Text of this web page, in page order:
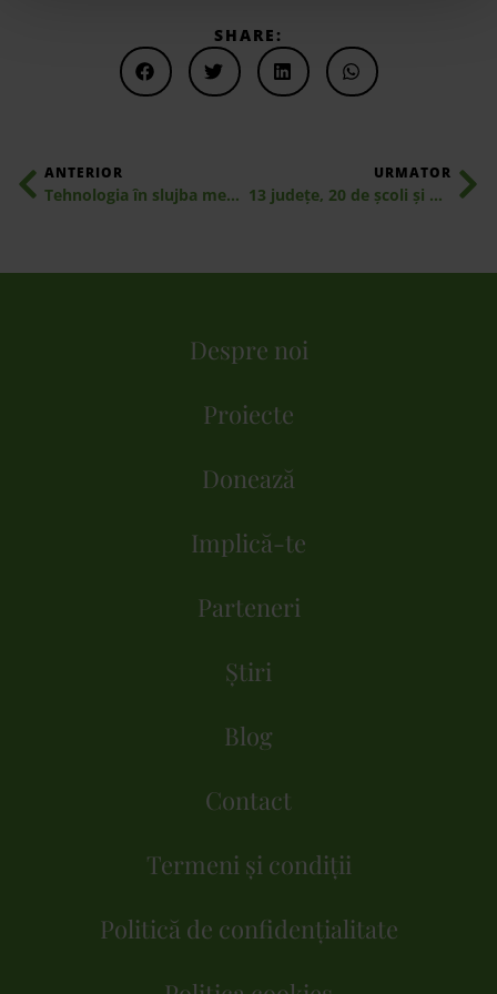
SHARE:
ANTERIOR
Tehnologia în slujba mediului: Ipsos susține aplicația Let’s Do It, Romania!
URMATOR
13 județe, 20 de școli și peste 4.000 de elevi: Doers School pune educația pentru sustenabilitate în mișcare
Despre noi
Proiecte
Donează
Implică-te
Parteneri
Știri
Blog
Contact
Termeni și condiții
Politică de confidențialitate